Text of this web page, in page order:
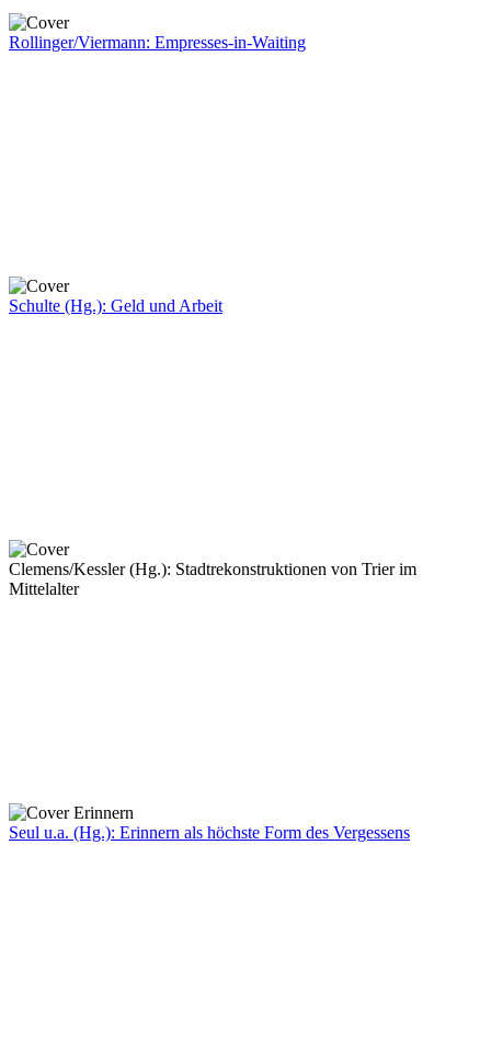
Rollinger/Viermann: Empresses-in-Waiting
Schulte (Hg.): Geld und Arbeit
Clemens/Kessler (Hg.): Stadtrekonstruktionen von Trier im
Mittelalter
Seul u.a. (Hg.): Erinnern als höchste Form des Vergessens